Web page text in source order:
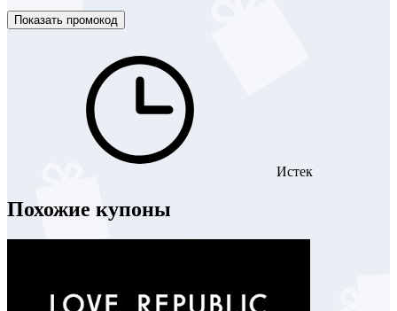
Показать промокод
Истек
Похожие купоны